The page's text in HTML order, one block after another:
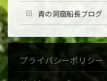
青の洞窟船長ブログ
プライバシーポリシー